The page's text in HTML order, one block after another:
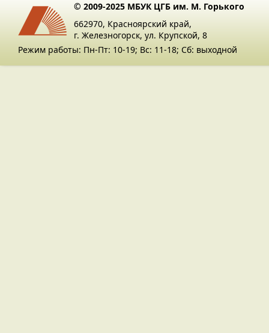
© 2009-2025 МБУК ЦГБ им. М. Горького
662970, Красноярский край,
г. Железногорск, ул. Крупской, 8
Режим работы: Пн-Пт: 10-19; Вс: 11-18; Сб: выходной